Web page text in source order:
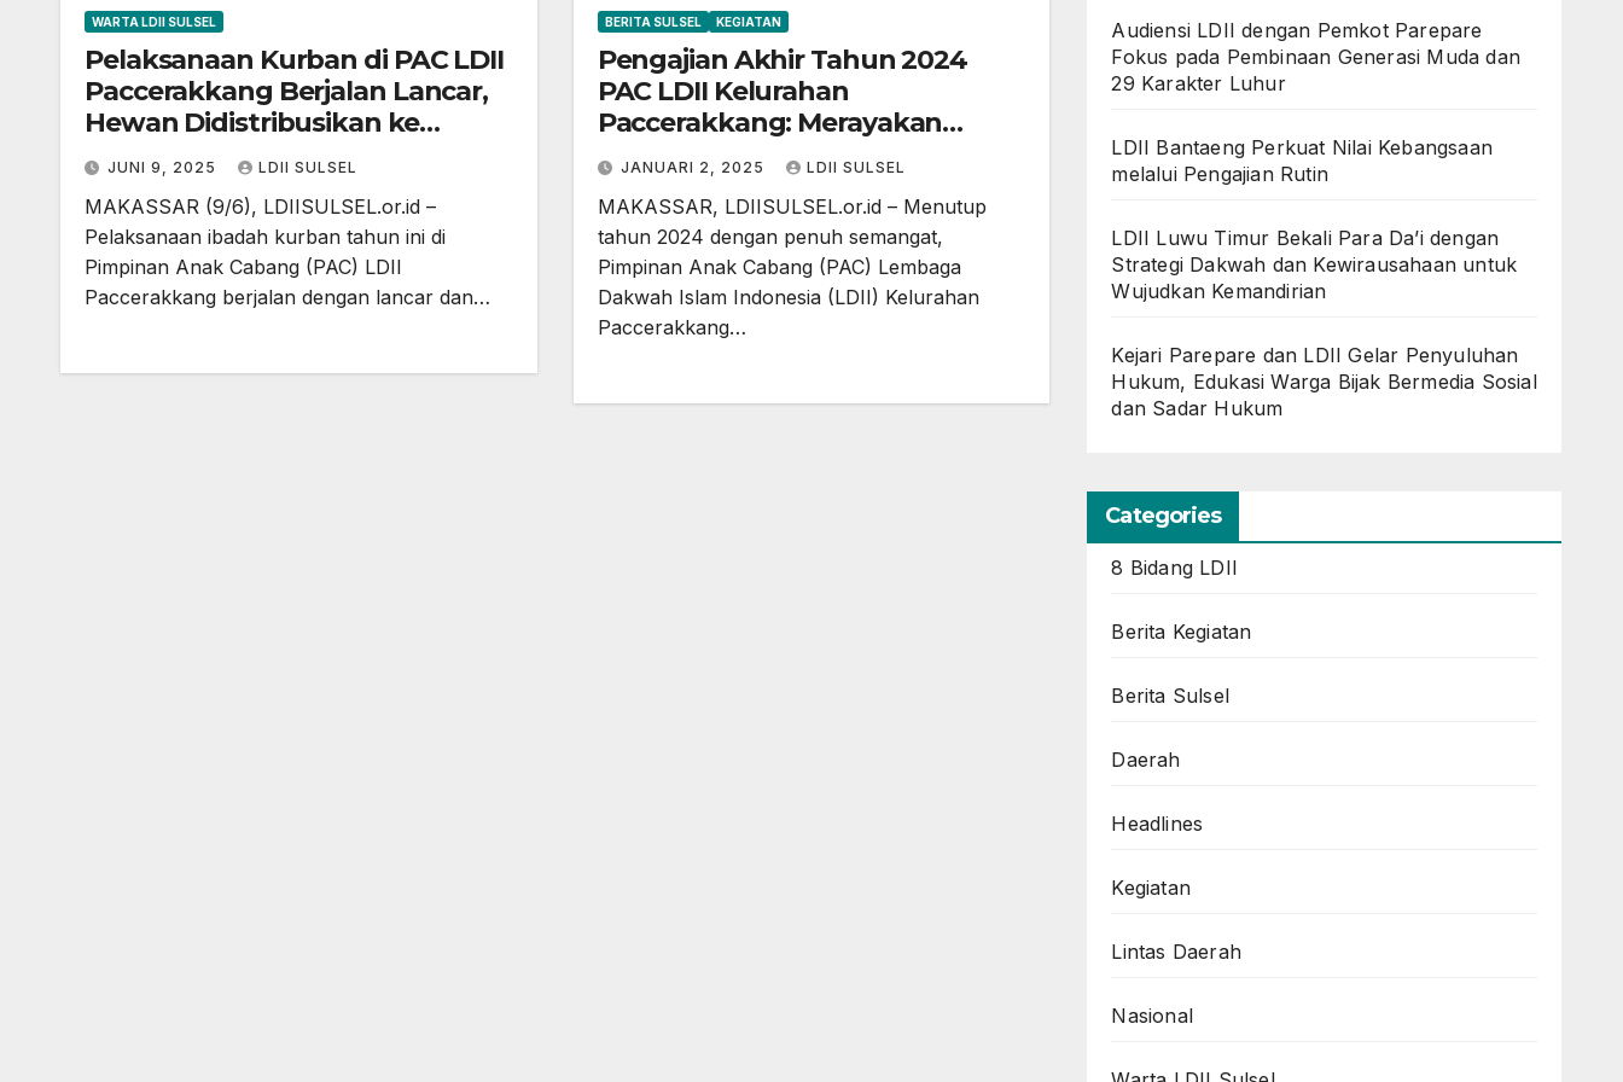
WARTA LDII SULSEL
Pelaksanaan Kurban di PAC LDII
Paccerakkang Berjalan Lancar,
Hewan Didistribusikan ke
Warga
JUNI 9, 2025 LDII SULSEL
MAKASSAR (9/6), LDIISULSEL.or.id –
Pelaksanaan ibadah kurban tahun ini di
Pimpinan Anak Cabang (PAC) LDII
Paccerakkang berjalan dengan lancar dan…
BERITA SULSEL KEGIATAN
Pengajian Akhir Tahun 2024
PAC LDII Kelurahan
Paccerakkang: Merayakan
Kebersamaan dan Menjaga
Generasi Muda
JANUARI 2, 2025 LDII SULSEL
MAKASSAR, LDIISULSEL.or.id – Menutup
tahun 2024 dengan penuh semangat,
Pimpinan Anak Cabang (PAC) Lembaga
Dakwah Islam Indonesia (LDII) Kelurahan
Paccerakkang…
Audiensi LDII dengan Pemkot Parepare
Fokus pada Pembinaan Generasi Muda dan
29 Karakter Luhur
LDII Bantaeng Perkuat Nilai Kebangsaan
melalui Pengajian Rutin
LDII Luwu Timur Bekali Para Da’i dengan
Strategi Dakwah dan Kewirausahaan untuk
Wujudkan Kemandirian
Kejari Parepare dan LDII Gelar Penyuluhan
Hukum, Edukasi Warga Bijak Bermedia Sosial
dan Sadar Hukum
Categories
8 Bidang LDII
Berita Kegiatan
Berita Sulsel
Daerah
Headlines
Kegiatan
Lintas Daerah
Nasional